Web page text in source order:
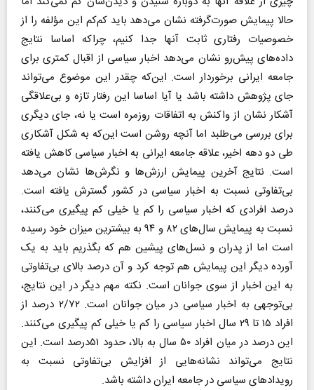
حالا پیمایش صورت‌گرفته نشان می‌دهد باید کم‌کم این مؤلفه را از
خصوصیات رفتاری ثابت آنها جدا کنیم، چراکه اساسا نتایج
داده‌های پیش‌رو نشان می‌دهد اخبار سیاسی از اقبال کمتری برای
جامعه ایرانی برخوردار است. این‌که چقدر این موضوع می‌تواند
جای پژوهش داشته باشد یا آیا اساسا این رفتار تازه و بی‌علاقگی
آشکار نشان از واکنش به اتفاقات روزمره است یا نه، جای دیگری
برای بررسی می‌طلبد اما آنچه روشن است این‌که به شکل آشکاری
طی دو دهه اخیر، علاقه جامعه ایرانی به اخبار سیاسی کاهش یافته
است. نتایج آخرین پیمایش ارزش‌ها و نگرش‌ها نشان می‌دهد
بی‌تفاوتی نسبت به اخبار سیاسی در کشور گسترش یافته است.
درصد افرادی که اخبار سیاسی را کم یا خیلی کم پیگیری می‌کنند،
نسبت به پیمایش‌ سال‌های ۸۲ و ۹۴ به بیشترین میزان خود رسیده
است اما از پدران و نسل‌های پیشین هم که بگذریم باید به یک
آورده دیگر این پیمایش هم توجه کرد و آن درصد بالای بی‌تفاوتی
به این اخبار از سوی جوانان است. نکته مهم دیگر در این نتایج،
بی‌توجهی به اخبار سیاسی در میان جوانان است. ۲/۷۲ درصد از
افراد ۱۵ تا ۲۹ سال اخبار سیاسی را کم یا خیلی کم پیگیری می‌کنند.
این درصد در میان افراد ۵۰ سال به بالا، حدود ۵۱درصد است. این
نتایج می‌تواند نشانه‌هایی از افزایش بی‌تفاوتی نسبت به
رویدادهای سیاسی در جامعه ایران داشته باشد.